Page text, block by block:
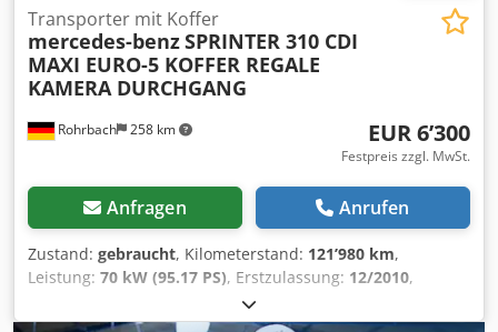
Rohrbach 258 km
Transporter mit Koffer
mercedes-benzSPRINTER 310 CDI
MAXI EURO-5 KOFFER REGALE
KAMERA DURCHGANG
EUR 6’300
Festpreis zzgl. MwSt.
Anfragen Anrufen
Zustand: gebraucht, Kilometerstand: 121’980 km,
Leistung: 70 kW (95.17 PS), Erstzulassung: 12/2010,
, Leergewicht:
Ladegewicht:950 kg, Gesamtgewicht:3’500 kg, Achsen-